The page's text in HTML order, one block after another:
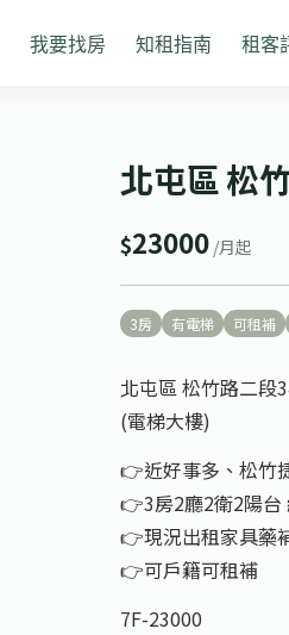
我要找房 知租指南 租客
北屯區 松
$23000 /月起
3房 有電梯 可租補
北屯區 松竹路二段
(電梯大樓)
👉️近好事多、松竹
👉️3房2廳2衛2陽台
👉️現況出租家具藥
👉️可戶籍可租補
7F-23000